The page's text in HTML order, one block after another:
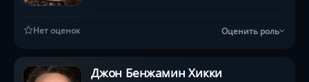
Нет оценок Оценить роль
Джон Бенжамин Хикки